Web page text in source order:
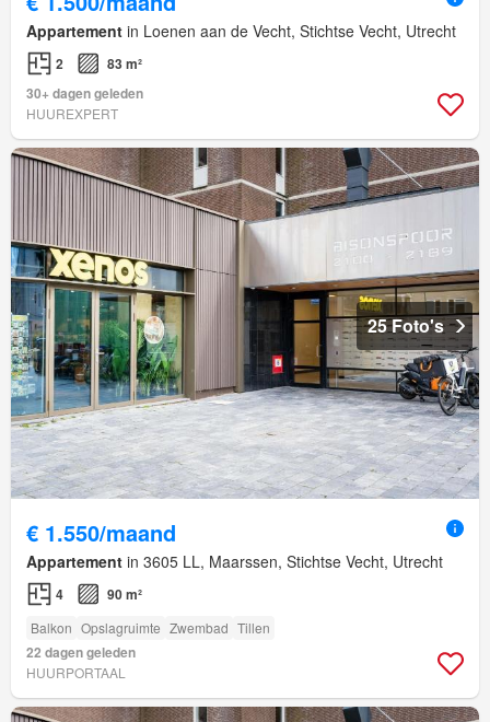
Appartement in Loenen aan de Vecht, Stichtse Vecht, Utrecht
2
83 m²
30+ dagen geleden
HUUREXPERT
25 Foto's
€ 1.550/maand
Appartement in 3605 LL, Maarssen, Stichtse Vecht, Utrecht
4 90 m²
Balkon Opslagruimte Zwembad Tillen
22 dagen geleden
HUURPORTAAL